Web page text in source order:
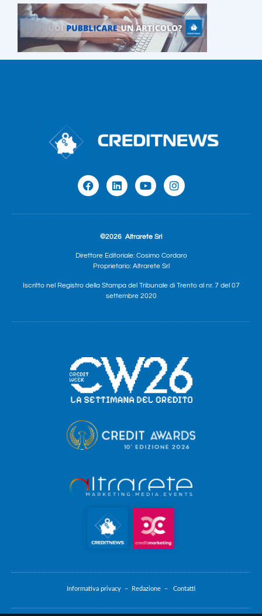
©2026 Altrarete Srl
Direttore Editoriale: Cosimo Cordaro
Proprietario: Altrarete Srl
Iscritto nel Registro della Stampa del Tribunale di Trento al nr. 7 del 07
settembre 2020
Informativa privacy – Redazione – Contatti